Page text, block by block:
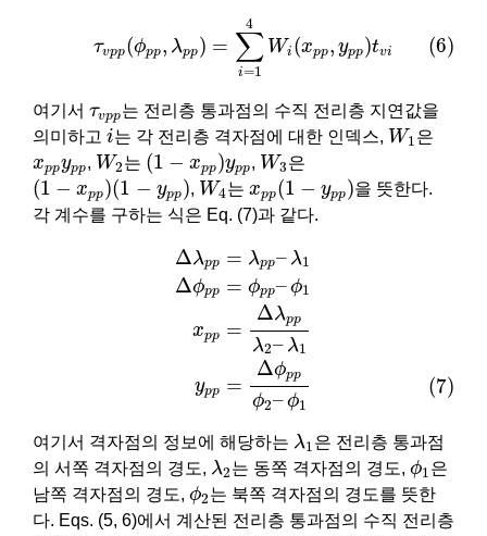
τvpp(ϕpp, λpp) =
4
∑
i=1
Wi (xpp, ypp)tvi (6)
∑i
여기서 τvpp
τv p
는 전리층 통과점의 수직 전리층 지연값을
의미하고 i
i 는 각 전리층 격자점에 대한 인덱스, W1
W1은
xppypp
x py p
, W2
W2는 (1 − xpp)ypp
(1− pp yp p , W3
W3은
(1 − xpp)(1 − ypp)
(1−xpp ( 1−y p , W4
W4는 xpp(1 − ypp)
x p(1− p)을 뜻한다.
각 계수를 구하는 식은 Eq. (7)과 같다.
Δλpp = λpp– λ1
Δϕpp = ϕpp–ϕ1
xpp =
Δλpp
λ2– λ1
ypp =
Δϕpp
ϕ2–ϕ1
(7)
ϕ p p 1x
여기서 격자점의 정보에 해당하는 λ1
λ
은 전리층 통과점
의 서쪽 격자점의 경도, λ2
λ 2는 동쪽 격자점의 경도, ϕ1
ϕ1은
남쪽 격자점의 경도, ϕ2
ϕ 2는 북쪽 격자점의 경도를 뜻한
다. Eqs. (5, 6)에서 계산된 전리층 통과점의 수직 전리층